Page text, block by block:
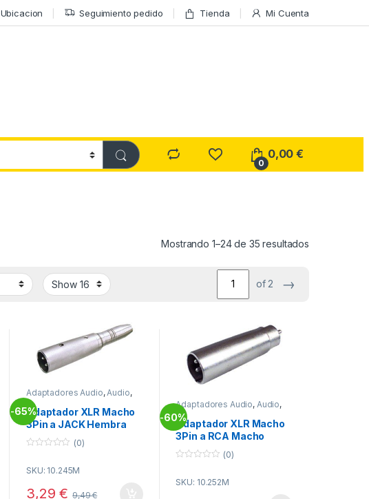
Ubicacion Seguimiento pedido Tienda Mi Cuenta
0
0,00€
Mostrando 1–24 de 35 resultados
of 2 →
-65%
Adaptadores Audio,Audio,
Conectividad
Adaptador XLR Macho
3Pin a JACK Hembra
6,3mm Mono
u
o
f
(0)
SKU: 10.245M
3,29€ 9,49€
-60%
Adaptadores Audio, Audio,
Conectividad
Adaptador XLR Macho
3Pin a RCA Macho
u
(0)
SKU: 10.252M